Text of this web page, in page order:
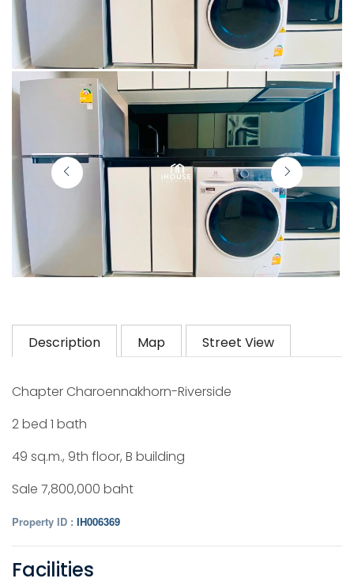
Description Map Street View
Chapter Charoennakhorn-Riverside
2 bed 1 bath
49 sq.m., 9th floor, B building
Sale 7,800,000 baht
Property ID : IH006369
Facilities